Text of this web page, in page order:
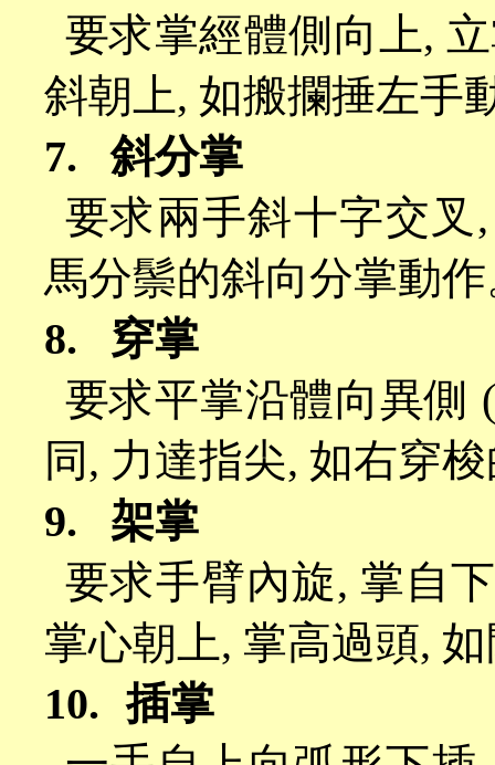
要求掌經體側向上,
斜朝上, 如搬攔捶左手
7.
斜分掌
要求兩手斜十字交叉
馬分鬃的斜向分掌動
8.
穿掌
要求平掌沿體向異側 (
同 , 力達指尖, 如右穿
9.
架掌
要求手臂內旋, 掌自
掌心朝上, 掌高過頭,
10. 插掌